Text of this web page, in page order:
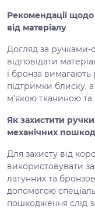
Рекомендації
від матеріалу
Догляд за ручками-
відповідати
і бронза вимагають
підтримки блиску,
м'якою тканиною
Як захистити ручки
механічних
Для захисту від
використовувати
латунних та
допомогою
пошкодження слід